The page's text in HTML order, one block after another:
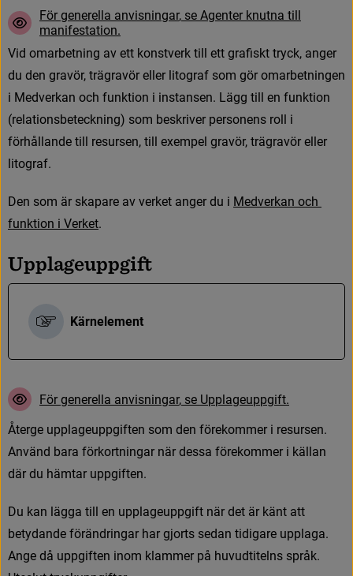
För generella anvisningar, se Agenter knutna till
manifestation.
Vid omarbetning av ett konstverk till ett grafskt tryck, anger
du den gravör, trägravör eller litograf som gör omarbetningen
i Medverkan och funktion i instansen. Lägg till en funktion
(relationsbeteckning) som beskriver personens roll i
förhållande till resursen, till exempel gravör, trägravör eller
litograf.
Den som är skapare av verket anger du i Medverkan och
funktion i Verket.
Upplageuppgift
Kärnelement
För generella anvisningar, se Upplageuppgift.
Återge upplageuppgiften som den förekommer i resursen.
Använd bara förkortningar när dessa förekommer i källan
där du hämtar uppgiften.
Du kan lägga till en upplageuppgift när det är känt att
betydande förändringar har gjorts sedan tidigare upplaga.
Ange då uppgiften inom klammer på huvudtitelns språk.